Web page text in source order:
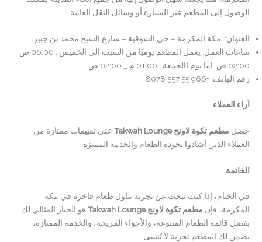
الوصول إلى المطعم عبر السيارة أو وسائل النقل العامة.
العنوان: مكة المكرمة – حي الشوقية – شارع الشيخ محمد بن جبير
ساعات العمل: يعمل المطعم يوميًا من السبت الى الخميس : 06:00 ص _
02:00 ص. اما يوم االجمعة : 01:00 م _ 02:00 ص
رقم الهاتف: +966 55 557 8078
آراء العملاء
حصل مطعم تكوة لاونجTakwah Lounge
على تقييمات ممتازة من
العملاء الذين أشادوا بجودة الطعام والخدمة المميزة.
الخاتمة
في الختام، إذا كنت تبحث عن تجربة تناول طعام فاخرة في مكة
المكرمة، فإن مطعم تكوة لاونجTakwah Lounge
هو الخيار المثالي لك.
بفضل قائمة الطعام المتنوعة، والأجواء المريحة، والخدمة الممتازة،
يضمن لك المطعم تجربة لا تُنسى.